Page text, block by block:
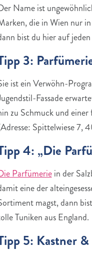
Name ist
die in Wien nur
bist du hier auf
3:
ist ein Verwöhn-
Fassade
zu Schmuck und
Spittelwiese 7,
4: „Die
Parfümeriein der
eine der
magst, dann
Tuniken aus England.
5: Kastner